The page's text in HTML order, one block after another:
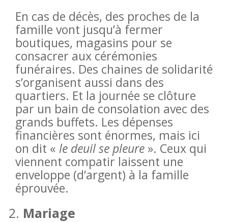
En cas de décès, des proches de la
famille vont jusqu’à fermer
boutiques, magasins pour se
consacrer aux cérémonies
funéraires. Des chaines de solidarité
s’organisent aussi dans des
quartiers. Et la journée se clôture
par un bain de consolation avec des
grands buffets. Les dépenses
financières sont énormes, mais ici
on dit « le deuil se pleure ». Ceux qui
viennent compatir laissent une
enveloppe (d’argent) à la famille
éprouvée.
Mariage